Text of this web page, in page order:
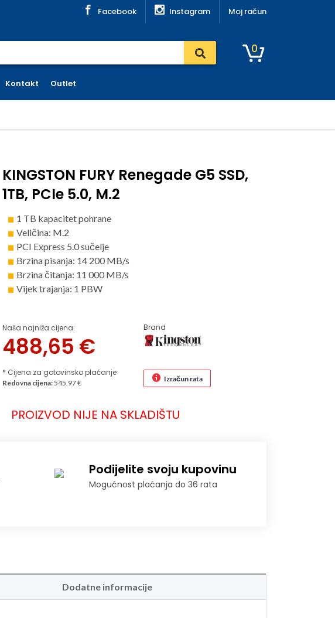
Facebook Instagram Moj račun
0
Kontakt Outlet
KINGSTON FURY Renegade G5 SSD,
1TB, PCIe 5.0, M.2
1 TB kapacitet pohrane
Veličina: M.2
PCI Express 5.0 sučelje
Brzina pisanja: 14 200 MB/s
Brzina čitanja: 11 000 MB/s
Vijek trajanja: 1 PBW
Naša najniža cijena:
488,65 €
* Cijena za gotovinsko plaćanje
Brand
Redovna cijena:545.97 € Izračun rata
PROIZVOD NIJE NA SKLADIŠTU
Podijelite svoju kupovinu
Mogućnost plaćanja do 36 rata
Dodatne informacije